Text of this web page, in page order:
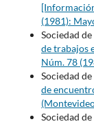
(1981):
Sociedad
de trabajos
Núm. 78
Sociedad
de
Sociedad